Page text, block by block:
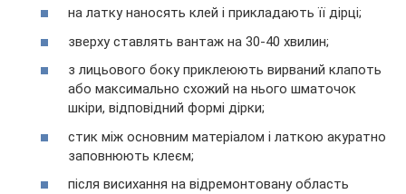
на латку наносять клей і прикладають її дірці;
зверху ставлять вантаж на 30-40 хвилин;
з лицьового боку приклеюють вирваний клапоть
або максимально схожий на нього шматочок
шкіри, відповідний формі дірки;
стик між основним матеріалом і латкою акуратно
заповнюють клеєм;
після висихання на відремонтовану область